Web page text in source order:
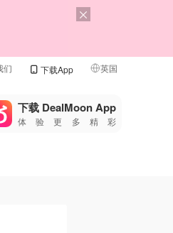
们 下载App 英国
🇺🇸
🇨🇳 中国
下载 DealMoon App
体验更多精彩